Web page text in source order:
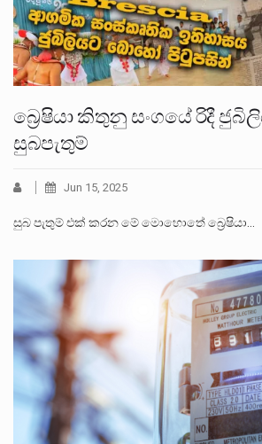
බ්‍රෙෂියා කිතුනු සංගයේ රිදී
සුබපැතුම්
Jun 15, 2025
සුබ පැතුම් එක් කරන මේ මොහොතේ බ්‍රෙෂියා…